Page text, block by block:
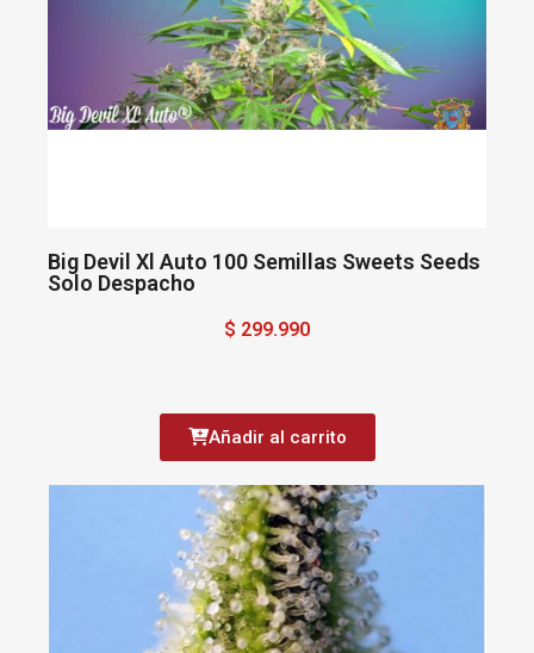
Big Devil Xl Auto 100 Semillas Sweets Seeds
Solo Despacho
$ 299.990
Añadir al carrito